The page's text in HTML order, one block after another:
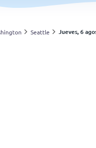
Seattle Jueves, 6